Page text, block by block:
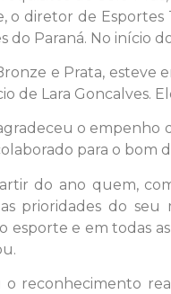
o diretor de
do Paraná. No início
e Prata, esteve
de Lara
o empenho
para o bom
do ano quem,
prioridades do seu
esporte e em todas
o reconhecimento